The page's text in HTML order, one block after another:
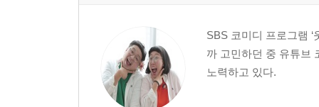
SBS 코미디 프로그램
까 고민하던 중 유튜브
노력하고 있다.